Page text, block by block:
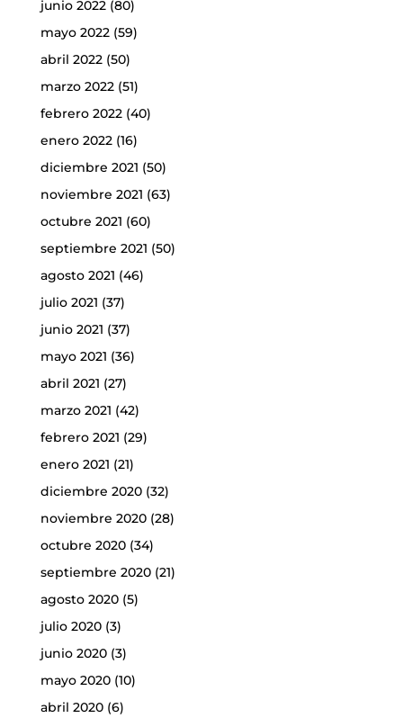
junio 2022(80)
mayo 2022(59)
abril 2022(50)
marzo 2022(51)
febrero 2022(40)
enero 2022(16)
diciembre 2021 (50)
noviembre 2021 (63)
octubre 2021 (60)
septiembre 2021 (50)
agosto 2021 (46)
julio 2021 (37)
junio 2021 (37)
mayo 2021 (36)
abril 2021 (27)
marzo 2021 (42)
febrero 2021 (29)
enero 2021 (21)
diciembre 2020(32)
noviembre 2020(28)
octubre 2020(34)
septiembre 2020(21)
agosto 2020(5)
julio 2020(3)
junio 2020(3)
mayo 2020(10)
abril 2020(6)